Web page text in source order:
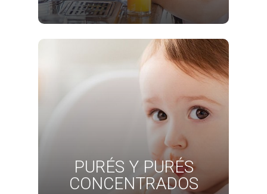
PURÉS Y PURÉS
CONCENTRADOS